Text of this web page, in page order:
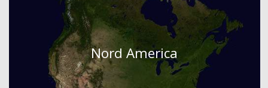
Nord America